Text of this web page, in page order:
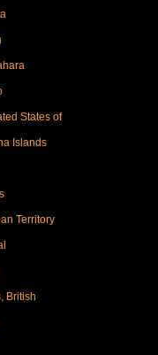
States of
Islands
Territory
British